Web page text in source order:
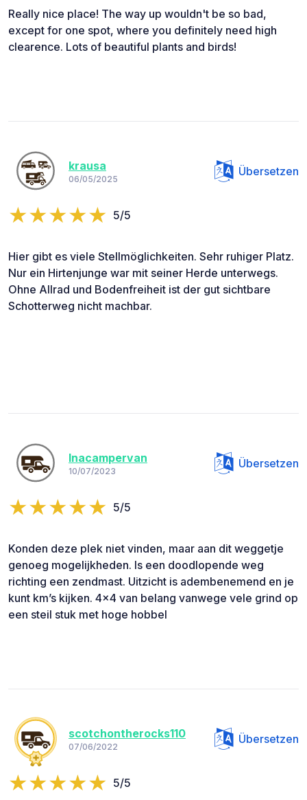
Really nice place! The way up wouldn't be so bad,
except for one spot, where you definitely need high
clearence. Lots of beautiful plants and birds!
krausa
06/05/2025
Übersetzen
5/5
Hier gibt es viele Stellmöglichkeiten. Sehr ruhiger Platz.
Nur ein Hirtenjunge war mit seiner Herde unterwegs.
Ohne Allrad und Bodenfreiheit ist der gut sichtbare
Schotterweg nicht machbar.
Inacampervan
10/07/2023
Übersetzen
5/5
Konden deze plek niet vinden, maar aan dit weggetje
genoeg mogelijkheden. Is een doodlopende weg
richting een zendmast. Uitzicht is adembenemend en je
kunt km’s kijken. 4x4 van belang vanwege vele grind op
een steil stuk met hoge hobbel
scotchontherocks110
07/06/2022
Übersetzen
5/5